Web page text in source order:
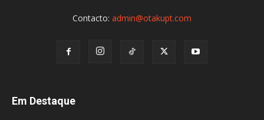
Contacto: admin@otakupt.com
Em Destaque